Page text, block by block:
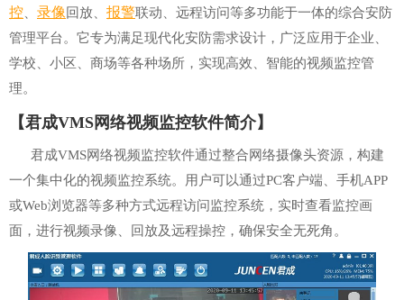
控
录像回放、 报警联动、远程访问等多功能于一体的综合安防
管理平台。它专为满足现代化安防需求设计，广泛应用于企业、
学校、小区、商场等各种场所，实现高效、智能的视频监控管
理。
【君成VMS网络视频监控软件简介】
君成VMS网络视频监控软件通过整合网络摄像头资源，构建
一个集中化的视频监控系统。用户可以通过PC客户端、手机APP
或Web浏览器等多种方式远程访问监控系统，实时查看监控画
面，进行视频录像、回放及远程操控，确保安全无死角。